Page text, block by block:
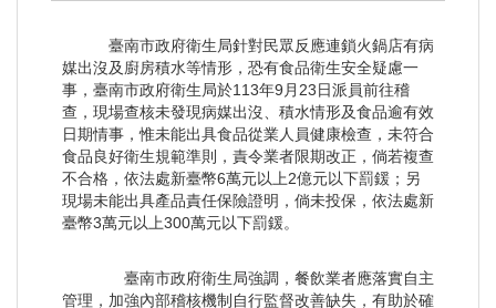
臺南市政府衛生局針對民眾反應連鎖火鍋店有病
媒出沒及廚房積水等情形，恐有食品衛生安全疑慮一
事，臺南市政府衛生局於113年9月23日派員前往稽
查，現場查核未發現病媒出沒、積水情形及食品逾有效
日期情事，惟未能出具食品從業人員健康檢查，未符合
食品良好衛生規範準則，責令業者限期改正，倘若複查
不合格，依法處新臺幣6萬元以上2億元以下罰鍰；另
現場未能出具產品責任保險證明，倘未投保，依法處新
臺幣3萬元以上300萬元以下罰鍰。
臺南市政府衛生局強調，餐飲業者應落實自主
管理，加強內部稽核機制自行監督改善缺失，有助於確